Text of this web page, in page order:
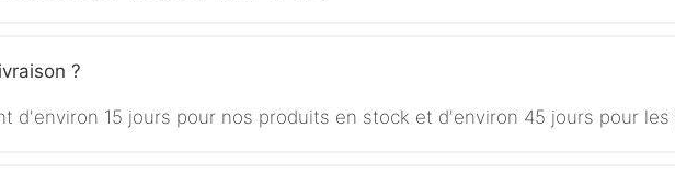
?
d'environ 15 jours pour nos produits en stock et d'environ 45 jours pour les